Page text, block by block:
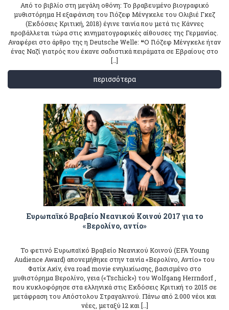
Από το βιβλίο στη μεγάλη οθόνη: Το βραβευμένο βιογραφικό
μυθιστόρημα Η εξαφάνιση του Γιόζεφ Μένγκελε του Ολιβιέ Γκεζ
(Εκδόσεις Κριτική, 2018) έγινε ταινία που μετά τις Κάννες
προβάλλεται τώρα στις κινηματογραφικές αίθουσες της Γερμανίας.
Αναφέρει στο άρθρο της η Deutsche Welle: ❝Ο Γιόζεφ Μένγκελε ήταν
ένας Ναζί γιατρός που έκανε σαδιστικά πειράματα σε Εβραίους στο
[…]
περισσότερα
Ευρωπαϊκό Βραβείο Νεανικού Κοινού 2017 για το
«Βερολίνο, αντίο»
Το φετινό Ευρωπαϊκό Βραβείο Νεανικού Κοινού (EFA Young
Audience Award) απονεμήθηκε στην ταινία «Βερολίνο, Αντίο» του
Φατίχ Ακίν, ένα road movie ενηλικίωσης, βασισμένο στο
μυθιστόρημα Βερολίνο, γεια («Tschick») του Wolfgang Herrndorf ,
που κυκλοφόρησε στα ελληνικά στις Εκδόσεις Κριτική το 2015 σε
μετάφραση του Απόστολου Στραγαλινού. Πάνω από 2.000 νέοι και
νέες, μεταξύ 12 και […]